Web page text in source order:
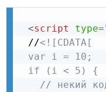
<script type=
//<![CDATA[
var i = 10;
if (i < 5) {
// некий